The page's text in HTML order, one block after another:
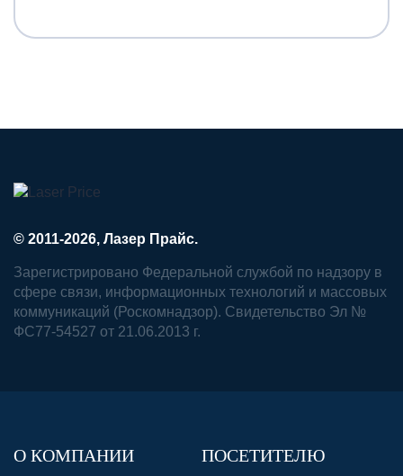
© 2011-2026, Лазер Прайс.
Зарегистрировано Федеральной службой по надзору в
сфере связи, информационных технологий и массовых
коммуникаций (Роскомнадзор). Свидетельство Эл №
ФС77-54527 от 21.06.2013 г.
О КОМПАНИИ ПОСЕТИТЕЛЮ